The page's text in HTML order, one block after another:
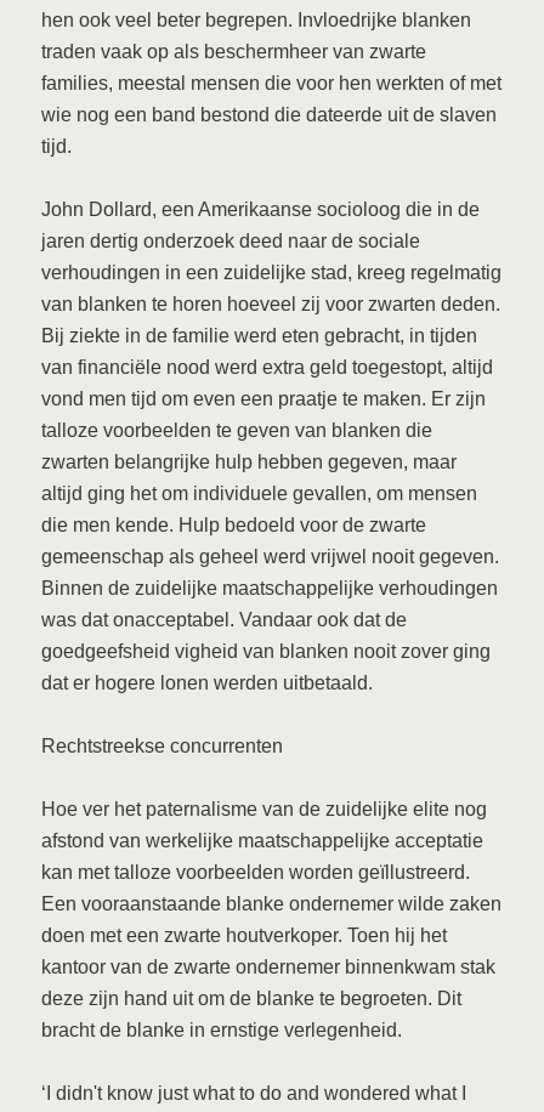
hen ook veel beter begrepen. Invloedrijke blanken
traden vaak op als beschermheer van zwarte
families, meestal mensen die voor hen werkten of met
wie nog een band bestond die dateerde uit de slaven
tijd.
John Dollard, een Amerikaanse socioloog die in de
jaren dertig onderzoek deed naar de sociale
verhoudingen in een zuidelijke stad, kreeg regelmatig
van blanken te horen hoeveel zij voor zwarten deden.
Bij ziekte in de familie werd eten gebracht, in tijden
van financiële nood werd extra geld toegestopt, altijd
vond men tijd om even een praatje te maken. Er zijn
talloze voorbeelden te geven van blanken die
zwarten belangrijke hulp hebben gegeven, maar
altijd ging het om individuele gevallen, om mensen
die men kende. Hulp bedoeld voor de zwarte
gemeenschap als geheel werd vrijwel nooit gegeven.
Binnen de zuidelijke maatschappelijke verhoudingen
was dat onacceptabel. Vandaar ook dat de
goedgeefsheid vigheid van blanken nooit zover ging
dat er hogere lonen werden uitbetaald.
Rechtstreekse concurrenten
Hoe ver het paternalisme van de zuidelijke elite nog
afstond van werkelijke maatschappelijke acceptatie
kan met talloze voorbeelden worden geïllustreerd.
Een vooraanstaande blanke ondernemer wilde zaken
doen met een zwarte houtverkoper. Toen hij het
kantoor van de zwarte ondernemer binnenkwam stak
deze zijn hand uit om de blanke te begroeten. Dit
bracht de blanke in ernstige verlegenheid.
‘I didn't know just what to do and wondered what I